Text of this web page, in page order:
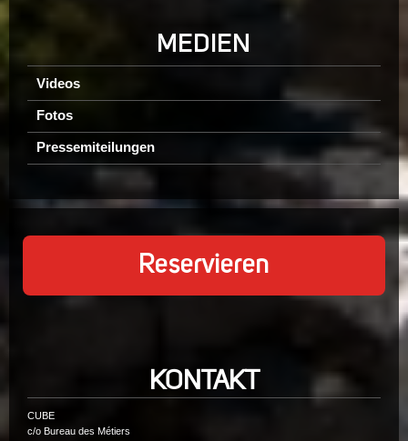
MEDIEN
Videos
Fotos
Pressemiteilungen
Reservieren
KONTAKT
CUBE
c/o Bureau des Métiers